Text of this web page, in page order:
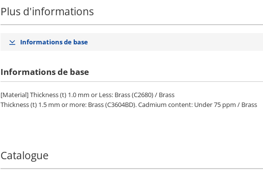
Plus d'informations
Informations de base
Informations de base
[Material] Thickness (t) 1.0 mm or Less: Brass (C2680) / Brass
Thickness (t) 1.5 mm or more: Brass (C3604BD). Cadmium content: Under 75 ppm / Brass
Catalogue